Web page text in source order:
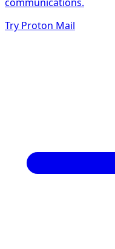
Try Proton Mail